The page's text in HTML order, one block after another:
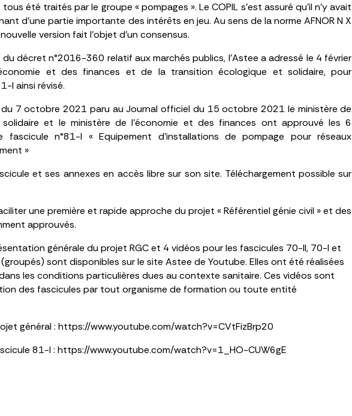
été traités par le groupe « pompages ». Le COPIL s’est assuré qu’il n’y avait
d’une partie importante des intérêts en jeu. Au sens de la norme AFNOR N X
version fait l’objet d’un consensus.
décret n°2016-360 relatif aux marchés publics, l’Astee a adressé le 4 février
et des finances et de la transition écologique et solidaire, pour
I ainsi révisé.
du 7 octobre 2021 paru au Journal officiel du 15 octobre 2021 le ministère de
et le ministère de l’économie et des finances ont approuvé les 6
n°81-I « Equipement d’installations de pompage pour réseaux
»
et ses annexes en accès libre sur son site. Téléchargement possible sur
une première et rapide approche du projet « Référentiel génie civil » et des
approuvés.
générale du projet RGC et 4 vidéos pour les fascicules 70-II, 70-I et
sont disponibles sur le site Astee de Youtube. Elles ont été réalisées
les conditions particulières dues au contexte sanitaire. Ces vidéos sont
des fascicules par tout organisme de formation ou toute entité
général : https://www.youtube.com/watch?v=CVtFizBrp20
81-I : https://www.youtube.com/watch?v=1_HO-CUW6gE